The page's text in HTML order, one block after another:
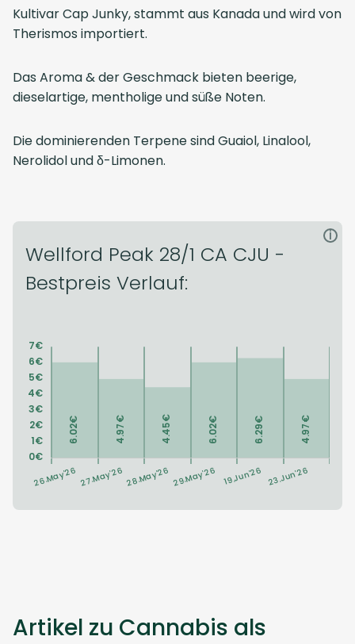
Kultivar Cap Junky, stammt aus Kanada und wird von
Therismos importiert.
Das Aroma & der Geschmack bieten beerige,
dieselartige, mentholige und süße Noten.
Die dominierenden Terpene sind Guaiol, Linalool,
Nerolidol und δ-Limonen.
Wellford Peak 28/1 CA CJU -
Bestpreis Verlauf:
i
Artikel zu Cannabis als